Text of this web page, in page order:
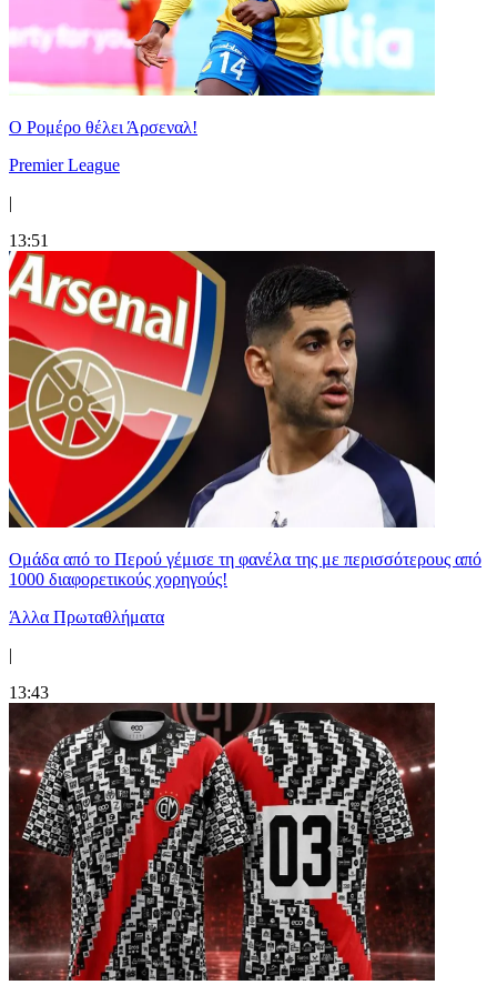
Ο Ρομέρο θέλει Άρσεναλ!
Premier League
|
13:51
Ομάδα από το Περού γέμισε τη φανέλα της με περισσότερους από
1000 διαφορετικούς χορηγούς!
Άλλα Πρωταθλήματα
|
13:43